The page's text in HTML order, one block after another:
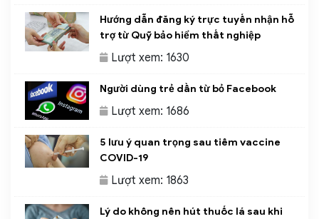
Hướng dẫn đăng ký trực tuyến nhận hỗ
trợ từ Quỹ bảo hiểm thất nghiệp
Lượt xem: 1630
Người dùng trẻ dần từ bỏ Facebook
Lượt xem: 1686
5 lưu ý quan trọng sau tiêm vaccine
COVID-19
Lượt xem: 1863
Lý do không nên hút thuốc lá sau khi